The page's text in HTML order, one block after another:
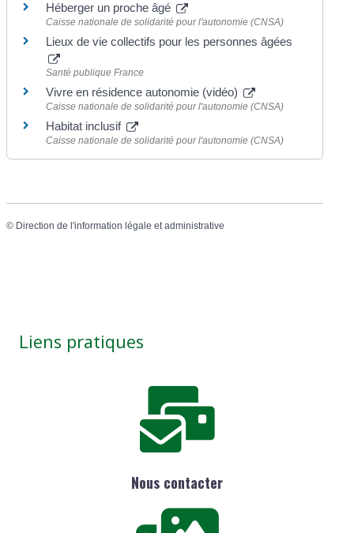
Héberger un proche âgé
Caisse nationale de solidarité pour l'autonomie (CNSA)
Lieux de vie collectifs pour les personnes âgées
Santé publique France
Vivre en résidence autonomie (vidéo)
Caisse nationale de solidarité pour l'autonomie (CNSA)
Habitat inclusif
Caisse nationale de solidarité pour l'autonomie (CNSA)
© Direction de l'information légale et administrative
Liens pratiques
Nous contacter